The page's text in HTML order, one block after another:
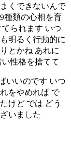
くできないんで
種類の心相を育
られます いつ
明るく行動的に
とかね あれに
性格を捨てて
いいのです いつ
をやめれば で
けど では どう
いました